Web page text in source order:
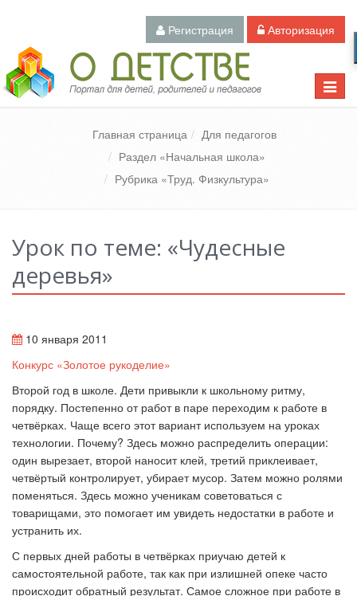
Регистрация Авторизация
Toggle
Педагогический портал «О детстве»
Главная страница
Для педагогов
Раздел «Начальная школа»
Рубрика «Труд. Физкультура»
Урок по теме: «Чудесные
деревья»
10 января 2011
Конкурс «Золотое рукоделие»
Второй год в школе. Дети привыкли к школьному ритму,
порядку. Постепенно от работ в паре переходим к работе в
четвёрках. Чаще всего этот вариант используем на уроках
технологии. Почему? Здесь можно распределить операции:
один вырезает, второй наносит клей, третий приклеивает,
четвёртый контролирует, убирает мусор. Затем можно ролями
поменяться. Здесь можно ученикам советоваться с
товарищами, это помогает им увидеть недостатки в работе и
устранить их.
С первых дней работы в четвёрках приучаю детей к
самостоятельной работе, так как при излишней опеке часто
происходит обратный результат. Самое сложное при работе в